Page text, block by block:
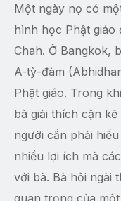
Một ngày nọ có
hình học Phật giáo
Chah. Ở Bangkok,
A-tỳ-đàm
Phật giáo. Trong
bà giải thích cặn
người cần phải
nhiều lợi ích mà
với bà. Bà hỏi ngài
quan trọng của